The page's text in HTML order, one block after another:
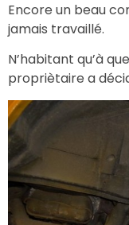
Encore un beau
jamais travaillé.
N’habitant qu’à
propriètaire a